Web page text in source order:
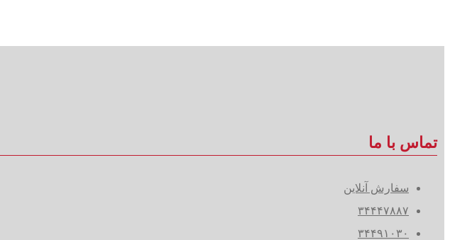
تماس با ما
سفارش آنلاین
۳۴۴۴۷۸۸۷
۳۴۴۹۱۰۳۰